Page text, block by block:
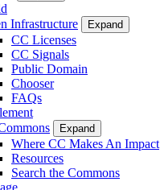
Infrastructure
Expand
CC Licenses
CC Signals
Public Domain
Chooser
FAQs
Expand
Where CC Makes An Impact
Resources
Search the Commons